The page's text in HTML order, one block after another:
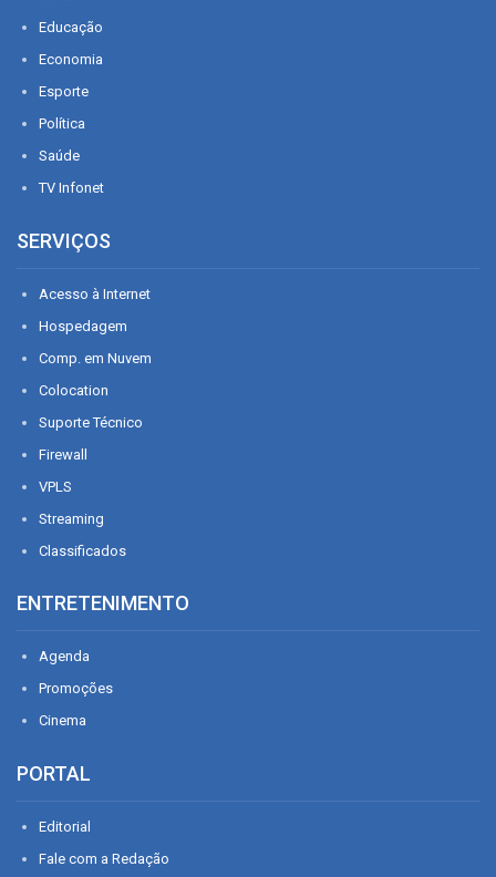
Educação
Economia
Esporte
Política
Saúde
TV Infonet
SERVIÇOS
Acesso à Internet
Hospedagem
Comp. em Nuvem
Colocation
Suporte Técnico
Firewall
VPLS
Streaming
Classificados
ENTRETENIMENTO
Agenda
Promoções
Cinema
PORTAL
Editorial
Fale com a Redação